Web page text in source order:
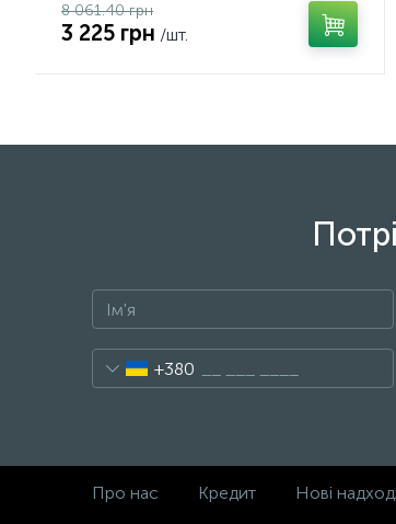
8 061.40 грн
3 225 грн /шт.
+380
Про нас Кредит Нові